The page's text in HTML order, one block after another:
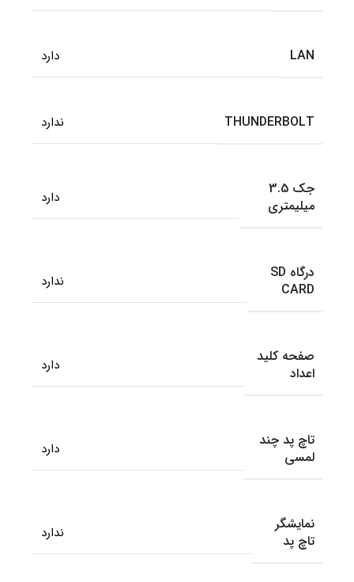
LAN دارد
THUNDERBOLT ندارد
جک 3.5
میلیمتری
دارد
درگاه SD
CARD
ندارد
صفحه کلید
اعداد
دارد
تاچ پد چند
لمسی
دارد
نمایشگر
تاچ پد
ندارد